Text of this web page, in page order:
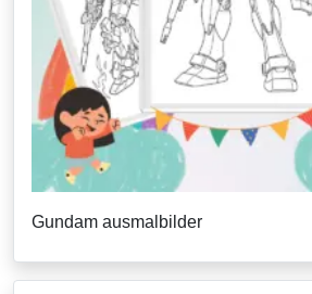
Gundam ausmalbilder